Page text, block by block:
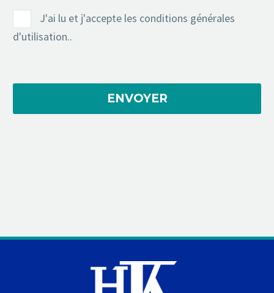
J'ai lu et j'accepte les conditions générales
d'utilisation..